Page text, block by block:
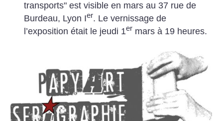
transports" est visible en mars au 37 rue de
Burdeau, Lyon Ier. Le vernissage de
l’exposition était le jeudi 1er mars à 19 heures.